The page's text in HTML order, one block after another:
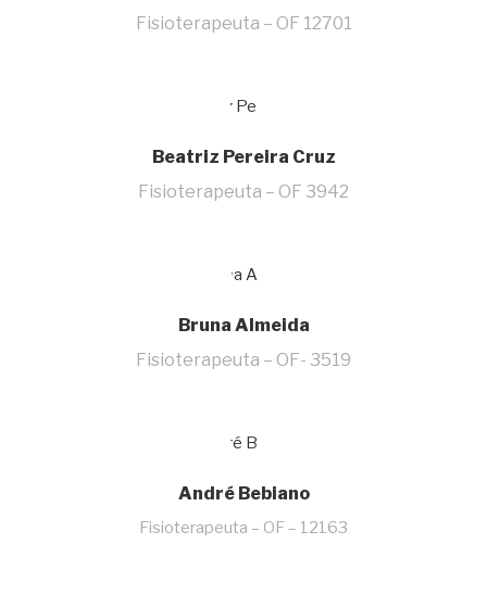
Fisioterapeuta – OF 12701
Beatriz Pereira Cruz
Fisioterapeuta – OF 3942
Bruna Almeida
Fisioterapeuta – OF- 3519
André Bebiano
Fisioterapeuta – OF – 12163